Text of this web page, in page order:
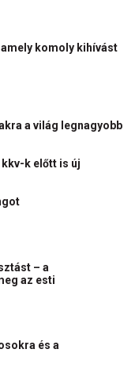
komoly kihívást
a világ legnagyobb
k előtt is új
– a
az esti
és a